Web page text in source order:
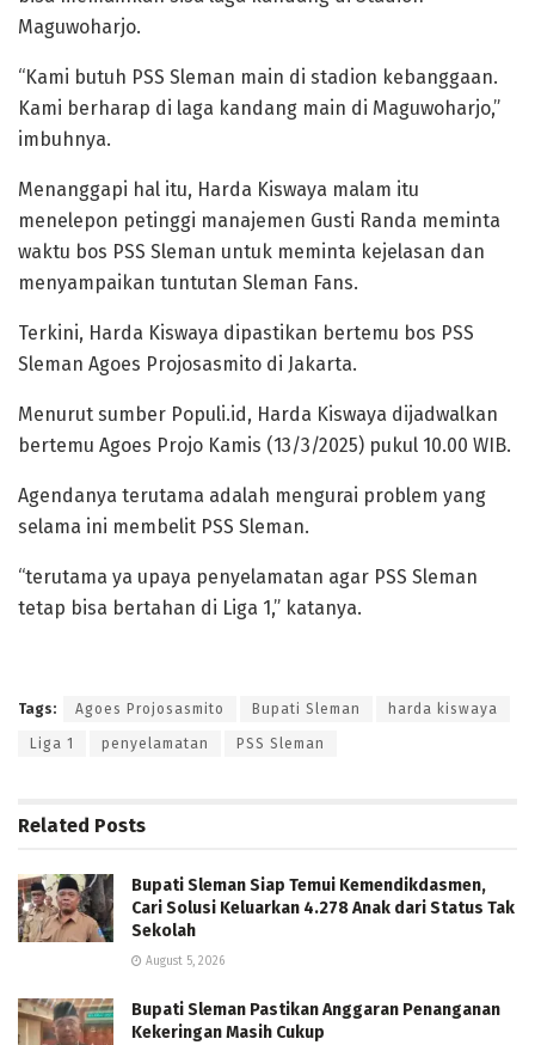
Maguwoharjo.
“Kami butuh PSS Sleman main di stadion kebanggaan.
Kami berharap di laga kandang main di Maguwoharjo,”
imbuhnya.
Menanggapi hal itu, Harda Kiswaya malam itu
menelepon petinggi manajemen Gusti Randa meminta
waktu bos PSS Sleman untuk meminta kejelasan dan
menyampaikan tuntutan Sleman Fans.
Terkini, Harda Kiswaya dipastikan bertemu bos PSS
Sleman Agoes Projosasmito di Jakarta.
Menurut sumber Populi.id, Harda Kiswaya dijadwalkan
bertemu Agoes Projo Kamis (13/3/2025) pukul 10.00 WIB.
Agendanya terutama adalah mengurai problem yang
selama ini membelit PSS Sleman.
“terutama ya upaya penyelamatan agar PSS Sleman
tetap bisa bertahan di Liga 1,” katanya.
Tags: Agoes Projosasmito Bupati Sleman harda kiswaya
Liga 1 penyelamatan PSS Sleman
Related Posts
Bupati Sleman Siap Temui Kemendikdasmen,
Cari Solusi Keluarkan 4.278 Anak dari Status Tak
Sekolah
August 5, 2026
Bupati Sleman Pastikan Anggaran Penanganan
Kekeringan Masih Cukup